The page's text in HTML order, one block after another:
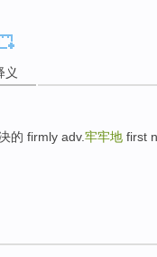
义
的 firmly adv.牢牢地 first